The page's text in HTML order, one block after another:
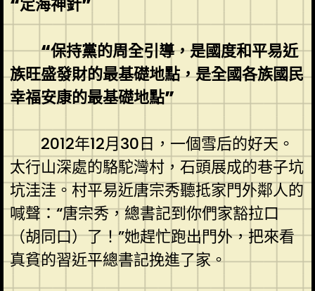
“定海神針”
“保持黨的周全引導，是國度和平易近
族旺盛發財的最基礎地點，是全國各族國民
幸福安康的最基礎地點”
2012年12月30日，一個雪后的好天。
太行山深處的駱駝灣村，石頭展成的巷子坑
坑洼洼。村平易近唐宗秀聽抵家門外鄰人的
喊聲：“唐宗秀，總書記到你們家豁拉口
（胡同口）了！”她趕忙跑出門外，把來看
真貧的習近平總書記挽進了家。